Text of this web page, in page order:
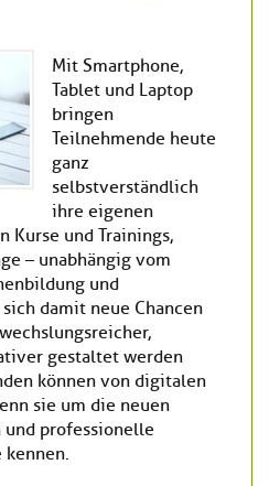
Mit Smartphone,
Tablet und Laptop
bringen
Teilnehmende heute
ganz
selbstverständlich
ihre eigenen
Kurse und Trainings,
– unabhängig vom
und
damit neue Chancen
gestaltet werden
können von digitalen
sie um die neuen
professionelle
kennen.